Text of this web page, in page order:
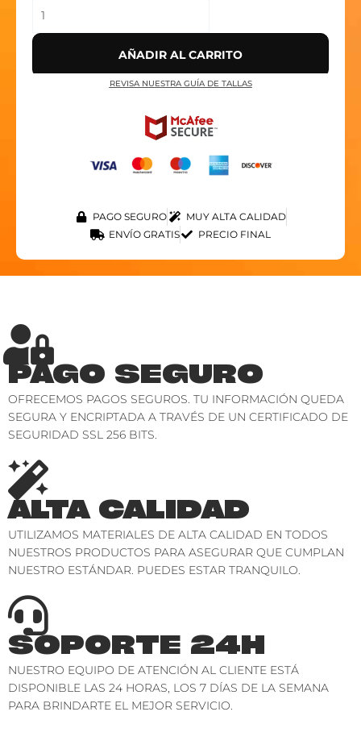
AÑADIR AL CARRITO
REVISA NUESTRA GUÍA DE TALLAS
PAGO SEGURO
MUY ALTA CALIDAD
ENVÍO GRATIS
PRECIO FINAL
PAGO SEGURO
OFRECEMOS PAGOS SEGUROS. TU INFORMACIÓN QUEDA
SEGURA Y ENCRIPTADA A TRAVÉS DE UN CERTIFICADO DE
SEGURIDAD SSL 256 BITS.
ALTA CALIDAD
UTILIZAMOS MATERIALES DE ALTA CALIDAD EN TODOS
NUESTROS PRODUCTOS PARA ASEGURAR QUE CUMPLAN
NUESTRO ESTÁNDAR. PUEDES ESTAR TRANQUILO.
SOPORTE 24H
NUESTRO EQUIPO DE ATENCIÓN AL CLIENTE ESTÁ
DISPONIBLE LAS 24 HORAS, LOS 7 DÍAS DE LA SEMANA
PARA BRINDARTE EL MEJOR SERVICIO.